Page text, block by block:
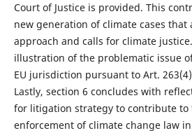
Court of Justice is provided. This
new generation of climate cases that
approach and calls for climate
illustration of the problematic issue
EU jurisdiction pursuant to Art.
Lastly, section 6 concludes with
for litigation strategy to contribute to
enforcement of climate change law